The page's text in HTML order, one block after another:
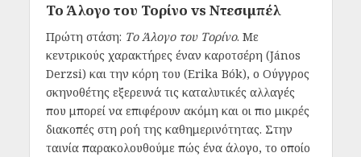
Το Άλογο του Τορίνο vs Ντεσιμπέλ
Πρώτη στάση: Το Άλογο του Τορίνο. Με
κεντρικούς χαρακτήρες έναν καροτσέρη (János
Derzsi) και την κόρη του (Erika Bók), ο Ούγγρος
σκηνοθέτης εξερευνά τις καταλυτικές αλλαγές
που μπορεί να επιφέρουν ακόμη και οι πιο μικρές
διακοπές στη ροή της καθημερινότητας. Στην
ταινία παρακολουθούμε πώς ένα άλογο, το οποίο